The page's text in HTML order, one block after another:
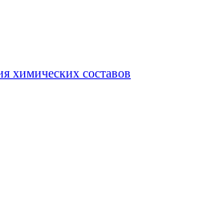
химических составов